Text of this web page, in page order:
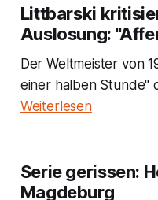
Littbarski
Auslosung:
Der Weltmeister von
einer halben Stunde"
Weiterlesen
Serie gerissen:
Magdeburg